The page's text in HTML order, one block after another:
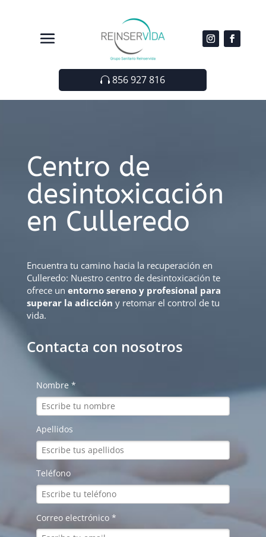
856 927 816
Centro de
desintoxicación
en Culleredo
Encuentra tu camino hacia la recuperación en
Culleredo: Nuestro centro de desintoxicación te
ofrece un entorno sereno y profesional para
superar la adicción y retomar el control de tu
vida.
Contacta con nosotros